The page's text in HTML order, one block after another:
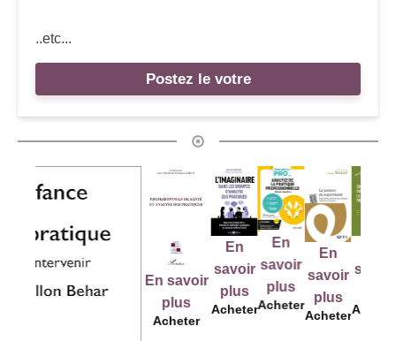
..etc...
Postez le votre
En savoir
Acheter
savoir
Acheter
En
savoir
plus
Acheter
savoir
Acheter
En
savoir
plus
Acheter